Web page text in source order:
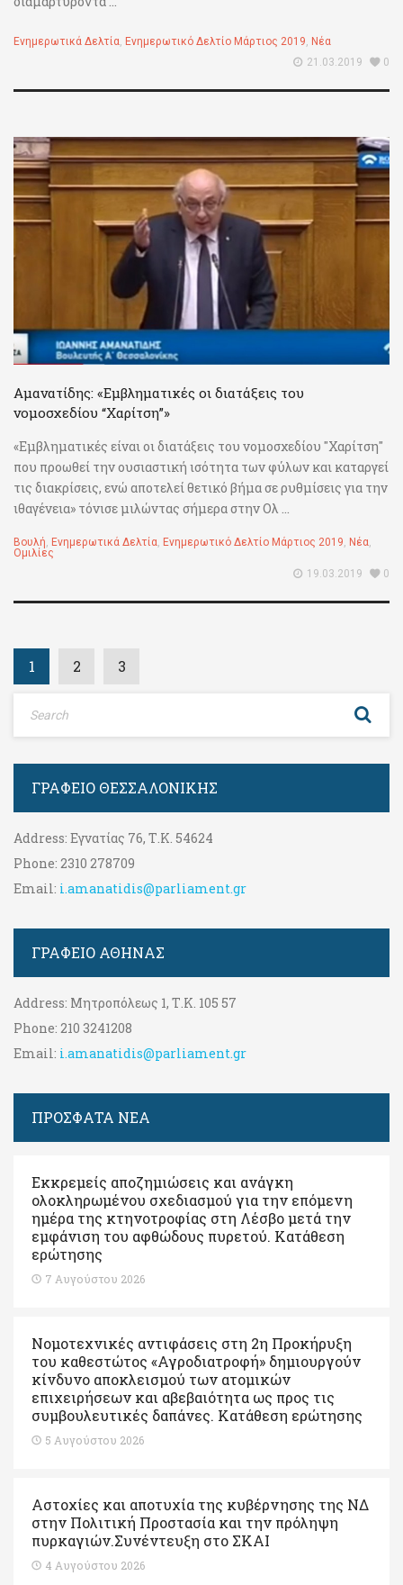
Ενημερωτικά Δελτία, Ενημερωτικό Δελτίο Μάρτιος 2019, Νέα
21.03.2019
0
Αμανατίδης: «Εμβληματικές οι διατάξεις του
νομοσχεδίου “Χαρίτση”»
«Εμβληματικές είναι οι διατάξεις του νομοσχεδίου "Χαρίτση"
που προωθεί την ουσιαστική ισότητα των φύλων και καταργεί
τις διακρίσεις, ενώ αποτελεί θετικό βήμα σε ρυθμίσεις για την
ιθαγένεια» τόνισε μιλώντας σήμερα στην Ολ ...
Βουλή Ενημερωτικά Δελτία Ενημερωτικό Δελτίο Μάρτιος 2019 Νέα
Ομιλίες
19.03.2019
0
1 2 3
ΓΡΑΦΕΊΟ ΘΕΣΣΑΛΟΝΊΚΗΣ
Address: Εγνατίας 76, Τ.Κ. 54624
Phone: 2310 278709
Email: i.amanatidis@parliament.gr
ΓΡΑΦΕΊΟ ΑΘΉΝΑΣ
Address: Μητροπόλεως 1, Τ.Κ. 105 57
Phone: 210 3241208
Email: i.amanatidis@parliament.gr
ΠΡΟΣΦΑΤΑ ΝΕΑ
Εκκρεμείς αποζημιώσεις και ανάγκη
ολοκληρωμένου σχεδιασμού για την επόμενη
ημέρα της κτηνοτροφίας στη Λέσβο μετά την
εμφάνιση του αφθώδους πυρετού. Kατάθεση
ερώτησης
7 Αυγούστου 2026
Νομοτεχνικές αντιφάσεις στη 2η Προκήρυξη
του καθεστώτος «Αγροδιατροφή» δημιουργούν
κίνδυνο αποκλεισμού των ατομικών
επιχειρήσεων και αβεβαιότητα ως προς τις
συμβουλευτικές δαπάνες. Κατάθεση ερώτησης
5 Αυγούστου 2026
Αστοχίες και αποτυχία της κυβέρνησης της ΝΔ
στην Πολιτική Προστασία και την πρόληψη
πυρκαγιών.Συνέντευξη στο ΣΚΑΙ
4 Αυγούστου 2026